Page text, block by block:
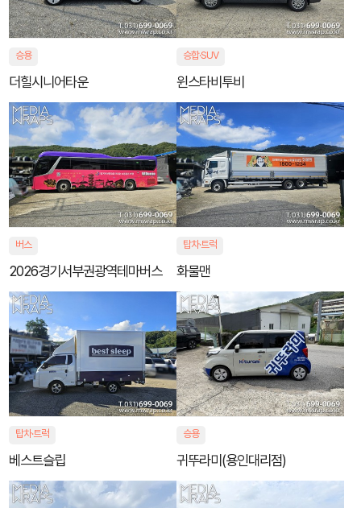
승용
더힐시니어타운
승합·SUV
윈스타비투비
버스
2026경기서부권광역테마버스
탑차·트럭
화물맨
탑차·트럭
베스트슬립
승용
귀뚜라미(용인대리점)